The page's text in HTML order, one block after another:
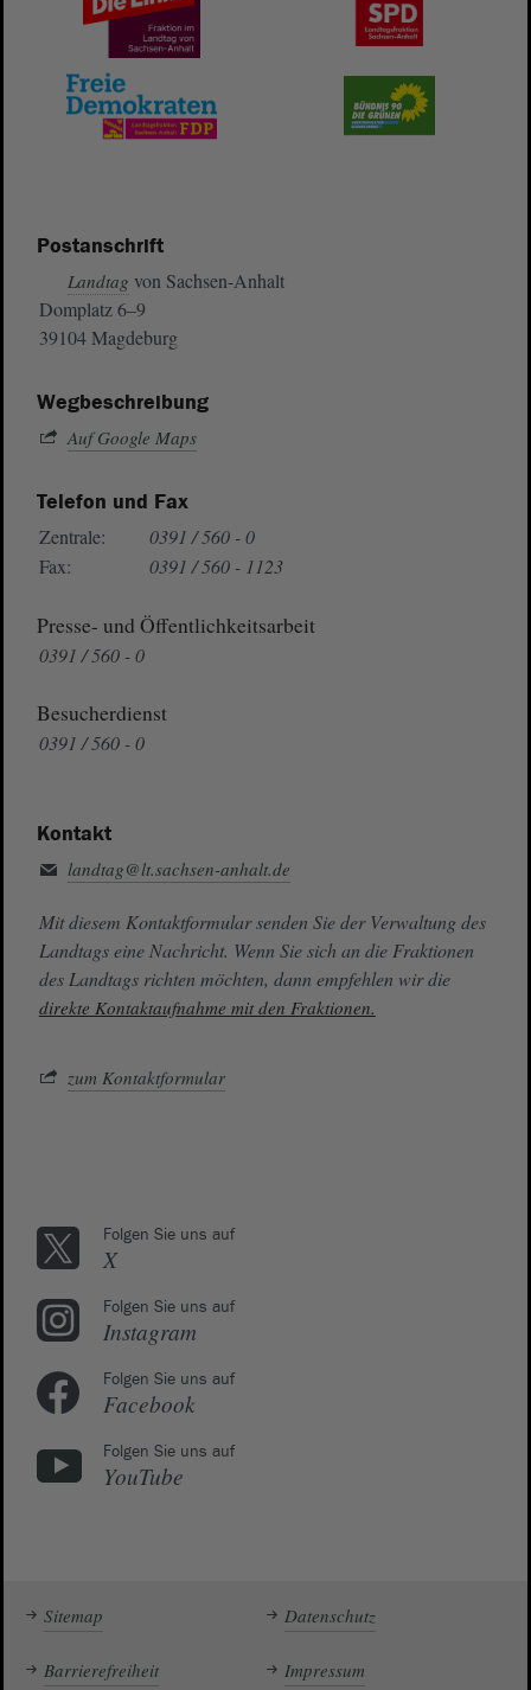
Postanschrift
Landtag von Sachsen-Anhalt
Domplatz 6–9
39104 Magdeburg
Wegbeschreibung
Auf Google Maps
Telefon und Fax
Zentrale:
0391 / 560 - 0
Fax:
0391 / 560 - 1123
Presse- und Öffentlichkeitsarbeit
0391 / 560 - 0
Besucherdienst
0391 / 560 - 0
Kontakt
landtag@lt.sachsen-anhalt.de
Mit diesem Kontaktformular senden Sie der Verwaltung des
Landtags eine Nachricht. Wenn Sie sich an die Fraktionen
des Landtags richten möchten, dann empfehlen wir die
direkte Kontaktaufnahme mit den Fraktionen.
zum Kontaktformular
Folgen Sie uns auf
X
Folgen Sie uns auf
Instagram
Folgen Sie uns auf
Facebook
Folgen Sie uns auf
YouTube
Sitemap Datenschutz
Barrierefreiheit Impressum